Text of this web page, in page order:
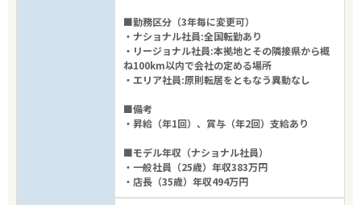
■勤務区分（3年毎に変更可）
・ナショナル社員:全国転勤あり
・リージョナル社員:本拠地とその隣接県から概
ね100km以内で会社の定める場所
・エリア社員:原則転居をともなう異動なし
■備考
・昇給（年1回）、賞与（年2回）支給あり
■モデル年収（ナショナル社員）
・一般社員（25歳）年収383万円
・店長（35歳）年収494万円